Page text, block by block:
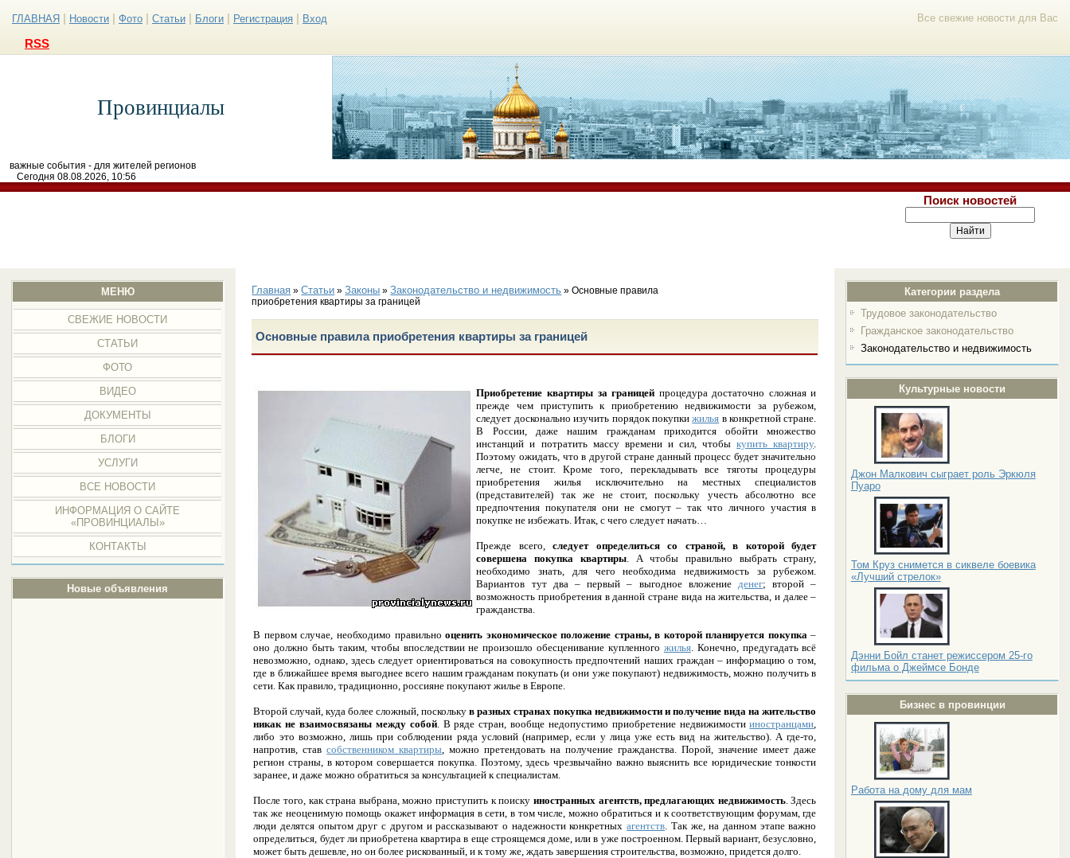
Все свежие новости для Вас
ГЛАВНАЯ Новости Фото Статьи Блоги Регистрация Вход
RSS
Провинциалы
важные события - для жителей регионов
Сегодня 08.08.2026, 10:56
Поиск новостей
МЕНЮ
СВЕЖИЕ НОВОСТИ
СТАТЬИ
ФОТО
ВИДЕО
ДОКУМЕНТЫ
БЛОГИ
УСЛУГИ
ВСЕ НОВОСТИ
ИНФОРМАЦИЯ О САЙТЕ
«ПРОВИНЦИАЛЫ»
КОНТАКТЫ
Новые объявления
Категории раздела
Трудовое законодательство
Гражданское законодательство
Законодательство и недвижимость
Культурные новости
Джон Малкович сыграет роль Эркюля
Пуаро
Том Круз снимется в сиквеле боевика
«Лучший стрелок»
Дэнни Бойл станет режиссером 25-го
фильма о Джеймсе Бонде
Бизнес в провинции
Работа на дому для мам
Главная »Статьи »Законы »Законодательство и недвижимость » Основные правила
приобретения квартиры за границей
Основные правила приобретения квартиры за границей
Приобретение квартиры за границей процедура достаточно сложная и
прежде чем приступить к приобретению недвижимости за рубежом,
следует досконально изучить порядок покупкижилья в конкретной стране.
В России, даже нашим гражданам приходится обойти множество
инстанций и потратить массу времени и сил, чтобыкупить квартиру.
Поэтому ожидать, что в другой стране данный процесс будет значительно
легче, не стоит. Кроме того, перекладывать все тяготы процедуры
приобретения жилья исключительно на местных специалистов
(представителей) так же не стоит, поскольку учесть абсолютно все
предпочтения покупателя они не смогут – так что личного участия в
покупке не избежать. Итак, с чего следует начать…
Прежде всего,следует определиться со страной, в которой будет
совершена покупка квартиры. А чтобы правильно выбрать страну,
необходимо знать, для чего необходима недвижимость за рубежом.
Вариантов тут два – первый – выгодное вложение денег; второй –
возможность приобретения в данной стране вида на жительства, и далее –
гражданства.
В первом случае, необходимо правильнооценить экономическое положение страны, в которой планируется покупка –
оно должно быть таким, чтобы впоследствии не произошло обесценивание купленного жилья. Конечно, предугадать всё
невозможно, однако, здесь следует ориентироваться на совокупность предпочтений наших граждан – информацию о том,
где в ближайшее время выгоднее всего нашим гражданам покупать (и они уже покупают) недвижимость, можно получить в
сети. Как правило, традиционно, россияне покупают жилье в Европе.
Второй случай, куда более сложный, посколькув разных странах покупка недвижимости и получение вида на жительство
никак не взаимосвязаны между собой. В ряде стран, вообще недопустимо приобретение недвижимостииностранцами
либо это возможно, лишь при соблюдении ряда условий (например, если у лица уже есть вид на жительство). А где-то,
напротив, ставсобственником квартиры , можно претендовать на получение гражданства. Порой, значение имеет даже
регион страны, в котором совершается покупка. Поэтому, здесь чрезвычайно важно выяснить все юридические тонкости
заранее, и даже можно обратиться за консультацией к специалистам.
После того, как страна выбрана, можно приступить к поиску иностранных агентств, предлагающих недвижимость. Здесь
так же неоценимую помощь окажет информация в сети, в том числе, можно обратиться и к соответствующим форумам, где
люди делятся опытом друг с другом и рассказывают о надежности конкретныхагентств . Так же, на данном этапе важно
определиться, будет ли приобретена квартира в еще строящемся доме, или в уже построенном. Первый вариант, безусловно,
может быть дешевле, но он более рискованный, и к тому же, ждать завершения строительства, возможно, придется долго.